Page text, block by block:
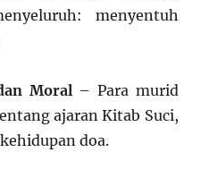
menyentuh
Moral– Para murid
ajaran Kitab Suci,
doa.